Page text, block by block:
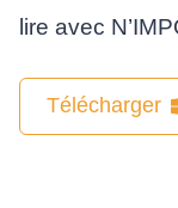
lire avec
Télécharger